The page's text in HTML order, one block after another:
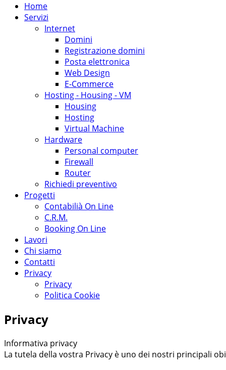
Home
Servizi
Internet
Domini
Registrazione domini
Posta elettronica
Web Design
E-Commerce
Hosting - Housing - VM
Housing
Hosting
Virtual Machine
Hardware
Personal computer
Firewall
Router
Richiedi preventivo
Progetti
Contabilià On Line
C.R.M.
Booking On Line
Lavori
Chi siamo
Contatti
Privacy
Privacy
Politica Cookie
Privacy
Informativa privacy
La tutela della vostra Privacy è uno dei nostri principali